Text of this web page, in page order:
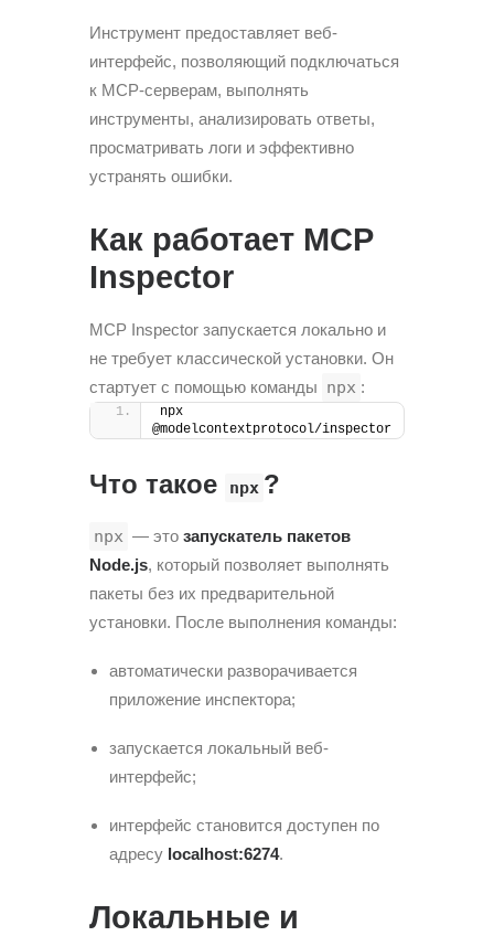
Инструмент предоставляет веб-
интерфейс, позволяющий подключаться
к MCP-серверам, выполнять
инструменты, анализировать ответы,
просматривать логи и эффективно
устранять ошибки.
Как работает MCP
Inspector
MCP Inspector запускается локально и
не требует классической установки. Он
стартует с помощью команды npx :
npx
@modelcontextprotocol/inspector
Что такое npx ?
npx — это запускатель пакетов
Node.js, который позволяет выполнять
пакеты без их предварительной
установки. После выполнения команды:
автоматически разворачивается
приложение инспектора;
запускается локальный веб-
интерфейс;
интерфейс становится доступен по
адресу localhost:6274.
Локальные и